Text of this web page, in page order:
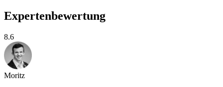
Expertenbewertung
8.6
Moritz